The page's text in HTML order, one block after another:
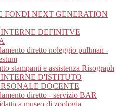
FONDI NEXT GENERATION
DEFINITVE
diretto noleggio pullman -
stampanti e assistenza Risograph
D'ISTITUTO
DOCENTE
diretto - servizio BAR
museo di zoologia